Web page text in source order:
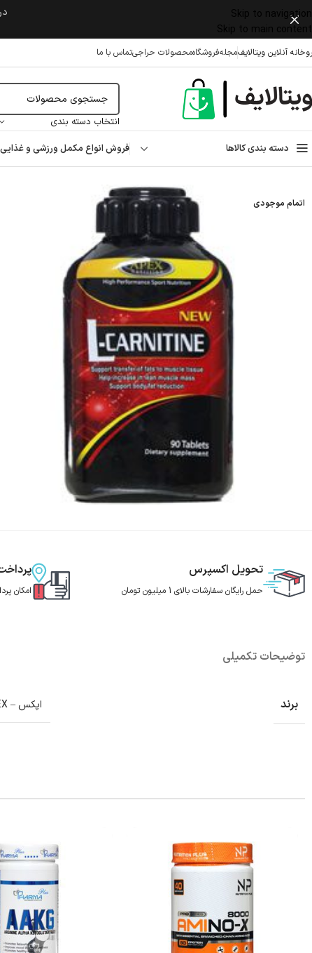
Skip to navigation
Skip to main content
آنلاین ویتالایفمجلهفروشگاهمحصولات حراجیتماس با ما
انتخاب دسته بندی
دسته بندی کالاها فروش انواع مکمل ورزشی و غذایی
اتمام موجودی
تحویل اکسپرس
حمل رایگان سفارشات بالای 1 میلیون تومان امکان
توضیحات تکمیلی
برند اپکس – APEX